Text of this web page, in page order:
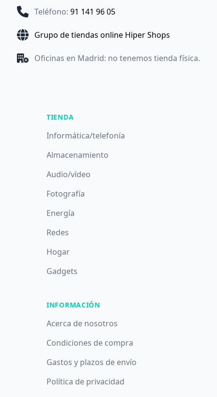
Teléfono: 91 141 96 05
Grupo de tiendas online Hiper Shops
Oficinas en Madrid: no tenemos tienda física.
TIENDA
Informática/telefonía
Almacenamiento
Audio/vídeo
Fotografía
Energía
Redes
Hogar
Gadgets
INFORMACIÓN
Acerca de nosotros
Condiciones de compra
Gastos y plazos de envío
Política de privacidad